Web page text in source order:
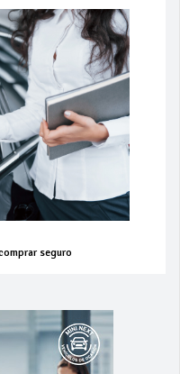
seguro